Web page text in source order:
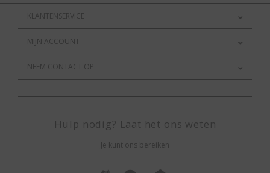
KLANTENSERVICE
MIJN ACCOUNT
NEEM CONTACT OP
Hulp nodig? Laat het ons weten
Je kunt ons bereiken